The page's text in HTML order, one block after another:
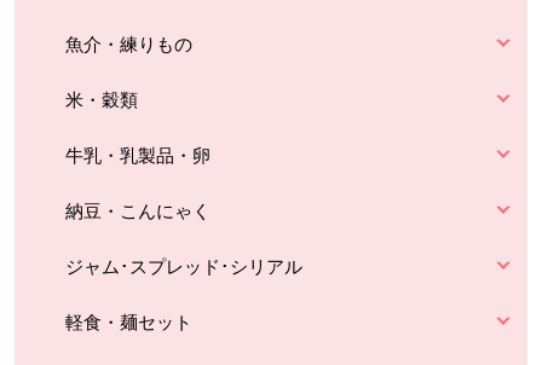
魚介・練りもの
米・穀類
牛乳・乳製品・卵
納豆・こんにゃく
ジャム･スプレッド･シリアル
軽食・麺セット